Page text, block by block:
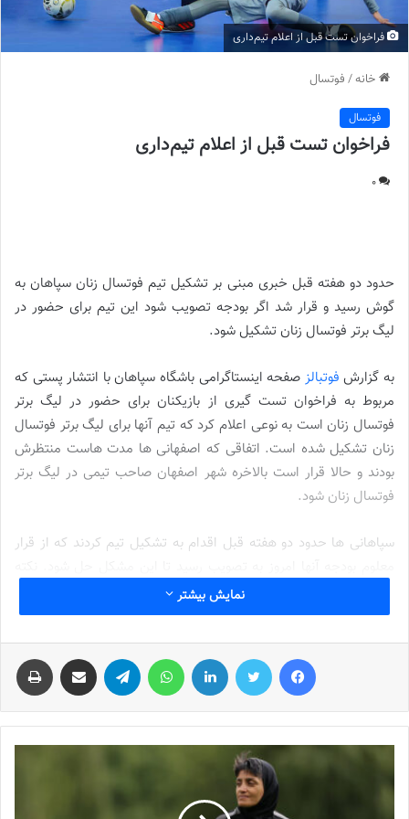
فراخوان تست قبل از اعلام تیم‌داری
خانه/ فوتسال
فوتسال
فراخوان تست قبل از اعلام تیم‌داری
0
حدود دو هفته قبل خبری مبنی بر تشکیل تیم فوتسال زنان سپاهان به
گوش رسید و قرار شد اگر بودجه تصویب شود این تیم برای حضور در
لیگ برتر فوتسال زنان تشکیل شود.
به گزارش فوتبالز صفحه اینستاگرامی باشگاه سپاهان با انتشار پستی که
مربوط به فراخوان تست گیری از بازیکنان برای حضور در لیگ برتر
فوتسال زنان است به نوعی اعلام کرد که تیم آنها برای لیگ برتر فوتسال
زنان تشکیل شده است. اتفاقی که اصفهانی ها مدت هاست منتظرش
بودند و حالا قرار است بالاخره شهر اصفهان صاحب تیمی در لیگ برتر
فوتسال زنان شود.
سپاهانی ها حدود دو هفته قبل اقدام به تشکیل تیم کردند که از قرار
منفی اما این است که باشگاه سپاهان ابتدا باید تیم‌داری خود را اعلام
می کرد و پس از آن فراخوان می داد که تا این لحظه فقط به یک
فراخوان بسنده کرده اند.
برنامه سپاهانی ها درفوتسال زنانبه این صورت است که سال اول را در
لیگ بمانند، سال دوم به جمع مدعیان بپیوندند و سال سوم هم قهرمان
شوند. باید دید این برنامه چگونه پیش خواهد رفت.
نمایش بیشتر